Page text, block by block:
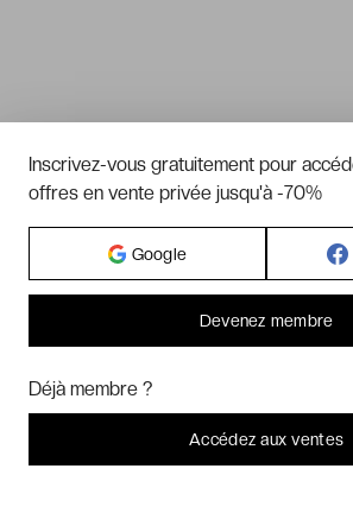
Inscrivez-vous gratuitement pour
offres en vente privée jusqu'à -70%
Google
Devenez membre
Déjà membre ?
Accédez aux ventes
Marketing? Vous pouvez toujours modifier ou
Je refuse C'est bon.